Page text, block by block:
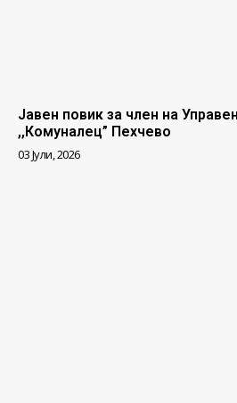
Јавен повик за член на
,,Комуналец” Пехчево
03 Јули, 2026